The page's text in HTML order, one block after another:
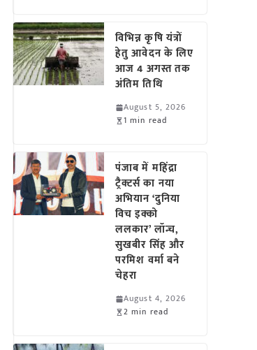
विभिन्न कृषि यंत्रों
हेतु आवेदन के लिए
आज 4 अगस्त तक
अंतिम तिथि
August 5, 2026
1 min read
पंजाब में महिंद्रा
ट्रैक्टर्स का नया
अभियान ‘दुनिया
विच इक्को
ललकार’ लॉन्च,
सुखबीर सिंह और
परमिश वर्मा बने
चेहरा
August 4, 2026
2 min read